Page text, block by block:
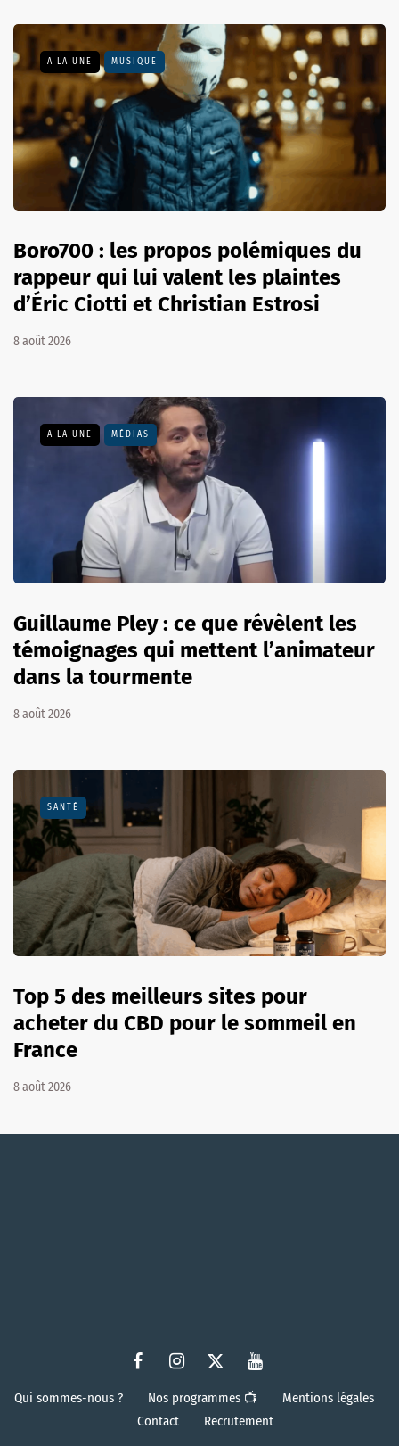
A LA UNE MUSIQUE
Boro700 : les propos polémiques du
rappeur qui lui valent les plaintes
d’Éric Ciotti et Christian Estrosi
8 août 2026
A LA UNE MÉDIAS
Guillaume Pley : ce que révèlent les
témoignages qui mettent l’animateur
dans la tourmente
8 août 2026
SANTÉ
Top 5 des meilleurs sites pour
acheter du CBD pour le sommeil en
France
8 août 2026
Qui sommes-nous ? Nos programmes 📺
Mentions légales
Contact
Recrutement